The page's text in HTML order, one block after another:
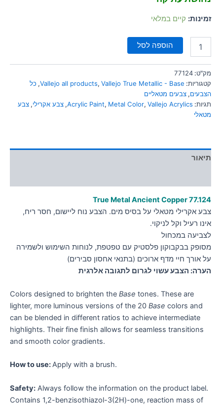
זמינות: קיים במלאי
הוספה לסל
מק"ט: 77124
קטגוריות:
Vallejo all products, Vallejo True Metallic - Base
, כל
הצבעים, צבעים מטאליים
תגיות:
Acrylic Paint, Metal Color, Vallejo Acrylics
, צבע אקרילי, צבע
מטאלי
תיאור
True Metal Ancient Copper 77.124
צבע אקרילי מטאלי על בסיס מים. הצבע נוח ליישום, חסר ריח,
אינו רעיל וקל לניקוי.
לצביעה במכחול
מסופק בבקבוקון פלסטיק עם טפטפת, לנוחות השימוש ולשמירה
על אורך חיי מדף ארוכים (בתנאי אחסון סבירים)
הערה: הצבע עשוי לגרום לתגובה אלרגית
Colors designed to brighten the Base tones. These are
lighter, more luminous versions of the 20 Base colors and
can be blended in different ratios to achieve intermediate
highlights. Their fine finish allows for seamless transitions
and smooth color gradients.
How to use:Apply with a brush.
Safety: Always follow the information on the product label.
Contains 1,2-benzisothiazol-3(2H)-one, reaction mass of